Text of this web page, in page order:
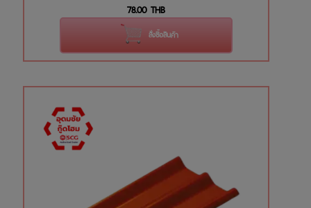
78.00 THB
สั่งซื้อสินค้า